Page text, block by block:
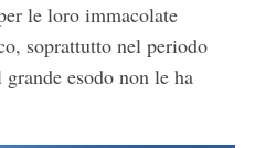
le loro immacolate
soprattutto nel periodo
esodo non le ha